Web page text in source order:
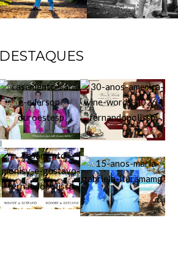
DESTAQUES